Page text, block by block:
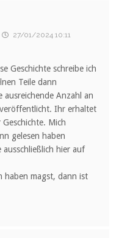
27/01/2024 10:11
Geschichte schreibe ich
Teile dann
ausreichende Anzahl an
Ihr erhaltet
Mich
gelesen haben
hier auf
haben magst, dann ist